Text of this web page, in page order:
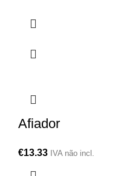
Afiador
€13.33 IVA não incl.